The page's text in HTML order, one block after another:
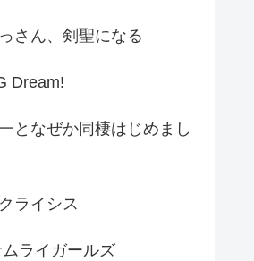
さん、剣聖になる
Dream!
となぜか同棲はじめまし
ライシス
ライガールズ